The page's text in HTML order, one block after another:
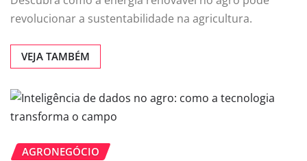
revolucionar a sustentabilidade na agricultura.
VEJA TAMBÉM
AGRONEGÓCIO